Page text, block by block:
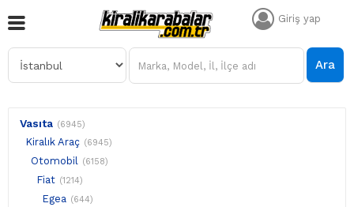
Giriş yap
Ara
Vasıta (6945)
Kiralık Araç (6945)
Otomobil (6158)
Fiat (1214)
Egea (644)